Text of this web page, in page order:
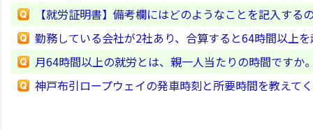
【就労証明書】備考欄にはどのようなことを記入する
勤務している会社が2社あり、合算すると64時間以上
月64時間以上の就労とは、親一人当たりの時間ですか
神戸布引ロープウェイの発車時刻と所要時間を教えて